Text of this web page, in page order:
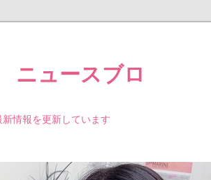
ニュースブロ
情報を更新しています